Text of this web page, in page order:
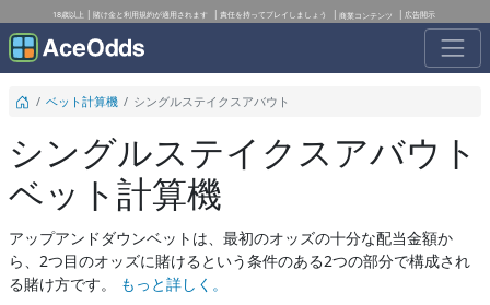
18歳以上 賭け金と利用規約が適用されます 責任を持ってプレイしましょう 商業コンテンツ 広告開示
ベット計算機 シングルステイクスアバウト
シングルステイクスアバウト
ベット計算機
アップアンドダウンベットは、最初のオッズの十分な配当金額か
ら、2つ目のオッズに賭けるという条件のある2つの部分で構成され
る賭け方です。
もっと詳しく。